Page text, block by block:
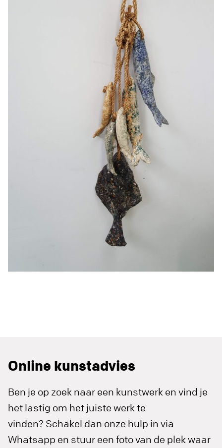
Online kunstadvies
Ben je op zoek naar een kunstwerk en vind je
het lastig om het juiste werk te
vinden? Schakel dan onze hulp in via
Whatsapp en stuur een foto van de plek waar